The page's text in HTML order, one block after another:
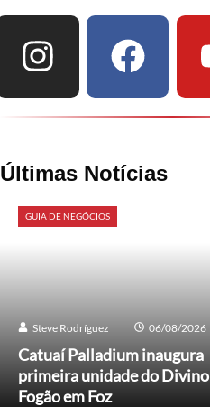
Últimas Notícias
GUIA DE NEGÓCIOS
Steve Rodríguez 06/08/2026
Catuaí Palladium inaugura
primeira unidade do Divino
Fogão em Foz